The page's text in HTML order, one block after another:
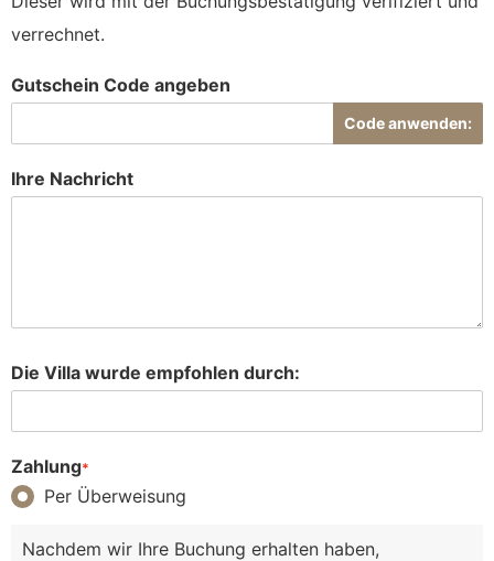
verrechnet.
Gutschein Code angeben
Code anwenden:
Ihre Nachricht
Die Villa wurde empfohlen durch:
Zahlung*
Per Überweisung
Nachdem wir Ihre Buchung erhalten haben,